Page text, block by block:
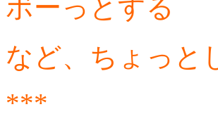
ボーっとする
など、ちょっと
***